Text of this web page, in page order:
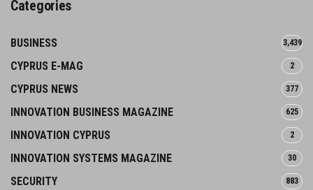
Categories
BUSINESS 3,439
CYPRUS E-MAG 2
CYPRUS NEWS 377
INNOVATION BUSINESS MAGAZINE 625
INNOVATION CYPRUS 2
INNOVATION SYSTEMS MAGAZINE 30
SECURITY 883